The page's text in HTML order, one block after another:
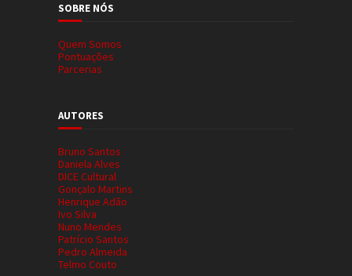
SOBRE NÓS
Quem Somos
Pontuações
Parcerias
AUTORES
Bruno Santos
Daniela Alves
DICE Cultural
Gonçalo Martins
Henrique Adão
Ivo Silva
Nuno Mendes
Patrício Santos
Pedro Almeida
Telmo Couto